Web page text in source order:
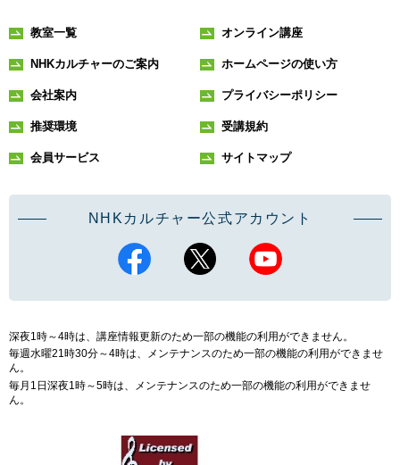
教室一覧 オンライン講座
NHKカルチャーのご案内 ホームページの使い方
会社案内 プライバシーポリシー
推奨環境 受講規約
会員サービス サイトマップ
NHKカルチャー公式アカウント
深夜1時～4時は、講座情報更新のため一部の機能の利用ができません。
毎週水曜21時30分～4時は、メンテナンスのため一部の機能の利用ができませ
ん。
毎月1日深夜1時～5時は、メンテナンスのため一部の機能の利用ができませ
ん。